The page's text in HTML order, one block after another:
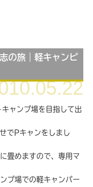
の旅｜軽キャンピ
ャンプ場を目指して出
でPキャンをしまし
畳めますので、専用マ
プ場での軽キャンパー